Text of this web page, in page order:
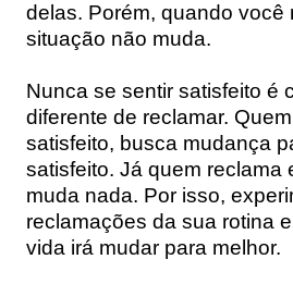
delas. Porém, quando você
situação não muda.
Nunca se sentir satisfeito é
diferente de reclamar.
satisfeito, busca mudança
satisfeito. Já quem reclama
muda nada. Por isso,
reclamações da sua rotina
vida irá mudar para melhor.